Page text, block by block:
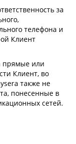
за
телефона и
Клиент
прямые или
Клиент, во
также не
понесенные в
сетей.